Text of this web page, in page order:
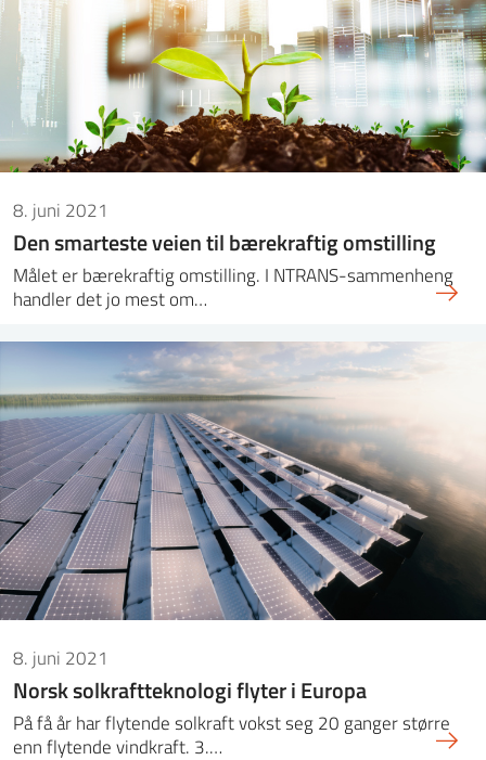
8. juni 2021
Den smarteste veien til bærekraftig omstilling
Målet er bærekraftig omstilling. I NTRANS-sammenheng
handler det jo mest om…
8. juni 2021
Norsk solkraftteknologi flyter i Europa
På få år har flytende solkraft vokst seg 20 ganger større
enn flytende vindkraft. 3.…